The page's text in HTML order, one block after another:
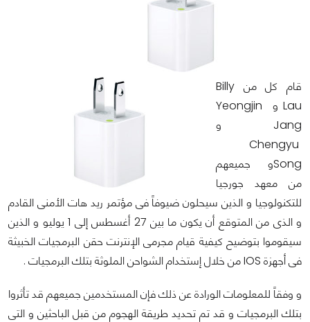
قام كل من Billy
Lau و Yeongjin
Jang و
Chengyu
Songو جميعهم
من معهد جورجيا
للتكنولوجيا و الذين سيحلون ضيوفاً فى مؤتمر ريد هات الأمنى القادم
و الذى من المتوقع أن يكون ما بين 27 أغسطس إلى 1 يوليو و الذين
سيقوموا بتوضيح كيفية قيام مجرمى الإنترنت حقن البرمجيات الخبيثة
فى أجهزة IOS من خلال إستخدام الشواحن الملوثة بتلك البرمجيات .
و وفقاً للمعلومات الورادة عن ذلك فإن المستخدمين جميعهم قد تأثروا
بتلك البرمجيات و قد تم تحديد طريقة الهجوم من قبل الباحثين و التى